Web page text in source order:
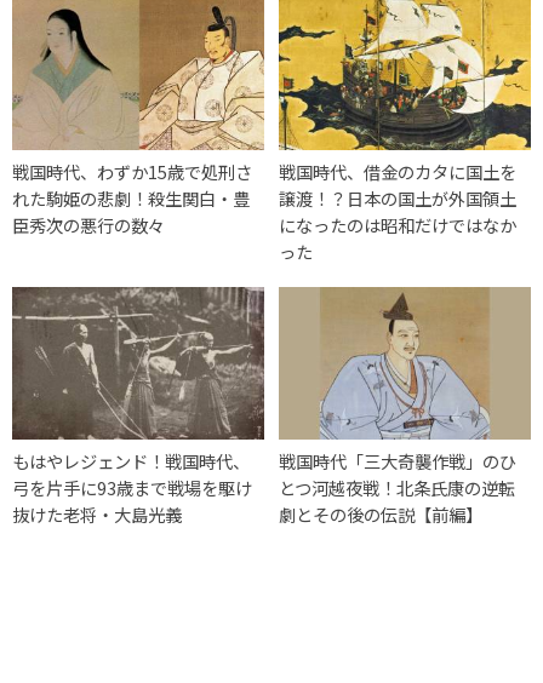
戦国時代、わずか15歳で処刑さ
れた駒姫の悲劇！殺生関白・豊
臣秀次の悪行の数々
戦国時代、借金のカタに国土を
譲渡！？日本の国土が外国領土
になったのは昭和だけではなか
った
もはやレジェンド！戦国時代、
弓を片手に93歳まで戦場を駆け
抜けた老将・大島光義
戦国時代「三大奇襲作戦」のひ
とつ河越夜戦！北条氏康の逆転
劇とその後の伝説【前編】